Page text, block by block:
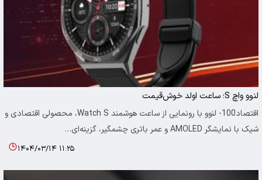
لنوو واچ S؛ ساعت اولد خوش‌قیمت
اقتصاد100- لنوو با رونمایی از ساعت هوشمند Watch S، محصولی اقتصادی و
شیک با نمایشگر AMOLED و عمر باتری چشمگیر، گزینه‌ای…
۱۴۰۴/۰۳/۱۴ ۱۱:۲۵